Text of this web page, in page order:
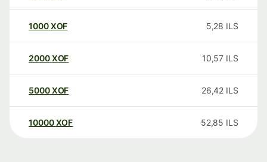
1000XOF 5,28 ILS
2000XOF 10,57 ILS
5000XOF 26,42 ILS
10000 XOF 52,85 ILS